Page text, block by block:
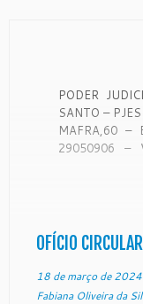
PODER
SANTO –
MAFRA,60 –
29050906 –
OFÍCIO
18 de março de 2024
Fabiana Oliveira da